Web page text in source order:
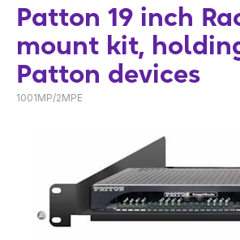
Patton 19 inch
mount kit,
Patton devices
1001MP/2MPE